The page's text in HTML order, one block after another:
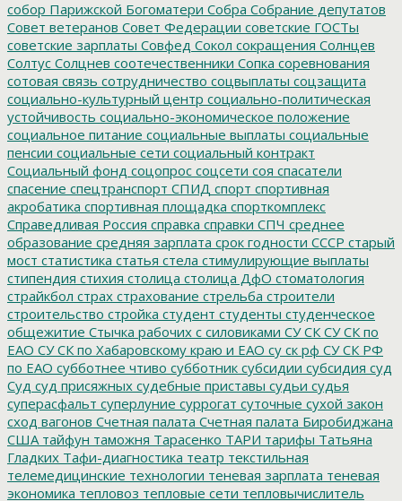
собор Парижской Богоматери Собра Собрание депутатов
Совет ветеранов Совет Федерации советские ГОСТы
советские зарплаты Совфед Сокол сокращения Солнцев
Солтус Солцнев соотечественники Сопка соревнования
сотовая связь сотрудничество соцвыплаты соцзащита
социально-культурный центр социально-политическая
устойчивость социально-экономическое положение
социальное питание социальные выплаты социальные
пенсии социальные сети социальный контракт
Социальный фонд соцопрос соцсети соя спасатели
спасение спецтранспорт СПИД спорт спортивная
акробатика спортивная площадка спорткомплекс
Справедливая Россия справка справки СПЧ среднее
образование средняя зарплата срок годности СССР старый
мост статистика статья стела стимулирующие выплаты
стипендия стихия столица столица ДфО стоматология
страйкбол страх страхование стрельба строители
строительство стройка студент студенты студенческое
общежитие Стычка рабочих с силовиками СУ СК СУ СК по
ЕАО СУ СК по Хабаровскому краю и ЕАО су ск рф СУ СК РФ
по ЕАО субботнее чтиво субботник субсидии субсидия суд
Суд суд присяжных судебные приставы судьи судья
суперасфальт суперлуние суррогат суточные сухой закон
сход вагонов Счетная палата Счетная палата Биробиджана
США тайфун таможня Тарасенко ТАРИ тарифы Татьяна
Гладких Тафи-диагностика театр текстильная
телемедицинские технологии теневая зарплата теневая
экономика тепловоз тепловые сети тепловычислитель